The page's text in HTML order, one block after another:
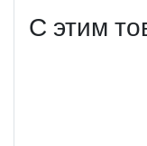
С этим